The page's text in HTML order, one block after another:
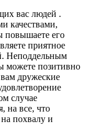
вас людей .
качествами,
повышаете его
приятное
Неподдельным
можете позитивно
дружеские
случае
на все, что
похвалу и